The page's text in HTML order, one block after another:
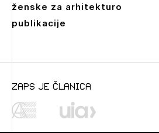
ženske za arhitekturo
publikacije
zaps je članica